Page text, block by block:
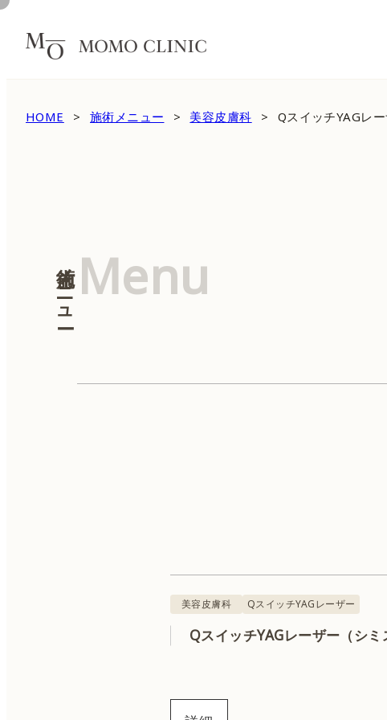
HOME 施術メニュー 美容皮膚科 QスイッチYAGレ
Menu
施術メニュー
QスイッチYAGレーザー
美容皮膚科 QスイッチYAGレーザー
QスイッチYAGレーザー（シミ